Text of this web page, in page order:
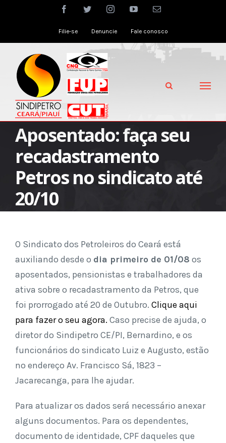
facebooktwitter instagramyoutubeEmail
Filie-se Denuncie Fale conosco
Aposentado: faça seu
recadastramento
Petros no sindicato até
20/10
O Sindicato dos Petroleiros do Ceará está
auxiliando desde o dia primeiro de 01/08 os
aposentados, pensionistas e trabalhadores da
ativa sobre o recadastramento da Petros, que
foi prorrogado até 20 de Outubro. Clique aqui
para fazer o seu agora. Caso precise de ajuda, o
diretor do Sindipetro CE/PI, Bernardino, e os
funcionários do sindicato Luiz e Augusto, estão
no endereço Av. Francisco Sá, 1823 –
Jacarecanga, para lhe ajudar.
Para atualizar os dados será necessário anexar
alguns documentos. Para os dependentes,
documento de identidade, CPF daqueles que